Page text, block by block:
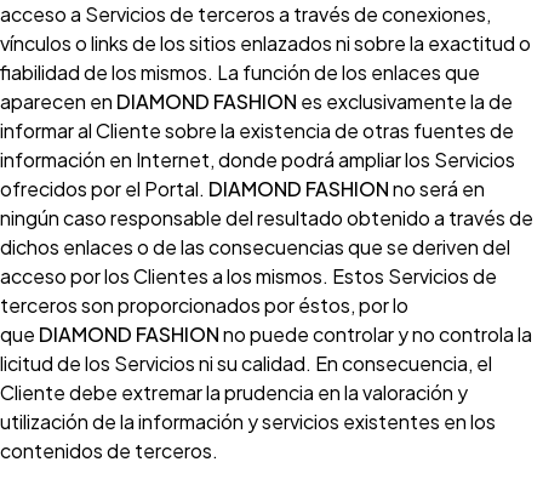
acceso a Servicios de terceros a través de conexiones,
vínculos o links de los sitios enlazados ni sobre la exactitud o
fiabilidad de los mismos. La función de los enlaces que
aparecen en DIAMOND FASHION es exclusivamente la de
informar al Cliente sobre la existencia de otras fuentes de
información en Internet, donde podrá ampliar los Servicios
ofrecidos por el Portal. DIAMOND FASHIONno será en
ningún caso responsable del resultado obtenido a través de
dichos enlaces o de las consecuencias que se deriven del
acceso por los Clientes a los mismos. Estos Servicios de
terceros son proporcionados por éstos, por lo
que DIAMOND FASHIONno puede controlar y no controla la
licitud de los Servicios ni su calidad. En consecuencia, el
Cliente debe extremar la prudencia en la valoración y
utilización de la información y servicios existentes en los
contenidos de terceros.